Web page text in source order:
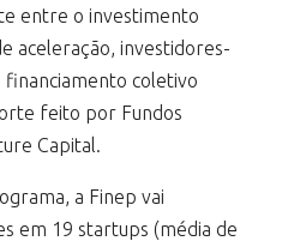
entre o investimento
aceleração, investidores-
coletivo
feito por Fundos
Capital.
a Finep vai
em 19 startups (média de